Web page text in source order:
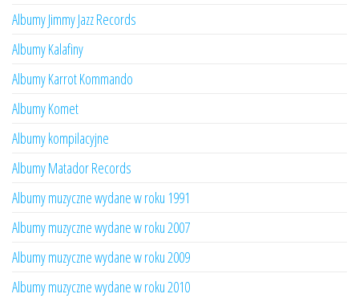
Albumy Jimmy Jazz Records
Albumy Kalafiny
Albumy Karrot Kommando
Albumy Komet
Albumy kompilacyjne
Albumy Matador Records
Albumy muzyczne wydane w roku 1991
Albumy muzyczne wydane w roku 2007
Albumy muzyczne wydane w roku 2009
Albumy muzyczne wydane w roku 2010